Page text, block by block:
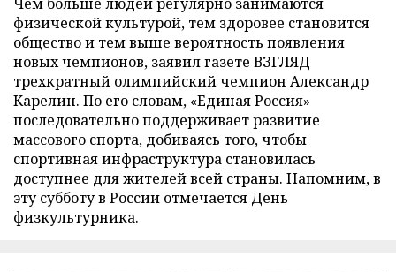
Чем больше людей регулярно занимаются
физической культурой, тем здоровее становится
общество и тем выше вероятность появления
новых чемпионов, заявил газете ВЗГЛЯД
трехкратный олимпийский чемпион Александр
Карелин. По его словам, «Единая Россия»
последовательно поддерживает развитие
массового спорта, добиваясь того, чтобы
спортивная инфраструктура становилась
доступнее для жителей всей страны. Напомним, в
эту субботу в России отмечается День
физкультурника.